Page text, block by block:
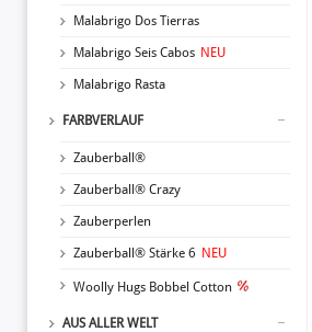
Malabrigo Dos Tierras
Malabrigo Seis Cabos NEU
Malabrigo Rasta
FARBVERLAUF
Zauberball®
Zauberball® Crazy
Zauberperlen
Zauberball® Stärke 6 NEU
Woolly Hugs Bobbel Cotton
AUS ALLER WELT